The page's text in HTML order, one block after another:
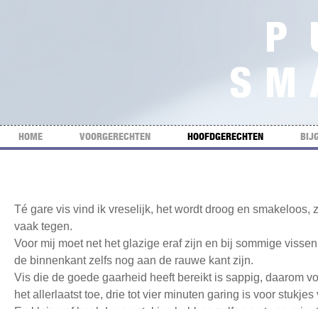
HOME VOORGERECHTEN HOOFDGERECHTEN
Té gare vis vind ik vreselijk, het wordt droog en smakeloos,
vaak tegen.
Voor mij moet net het glazige eraf zijn en bij sommige
de binnenkant zelfs nog aan de rauwe kant zijn.
Vis die de goede gaarheid heeft bereikt is sappig, daarom
het allerlaatst toe, drie tot vier minuten garing is voor